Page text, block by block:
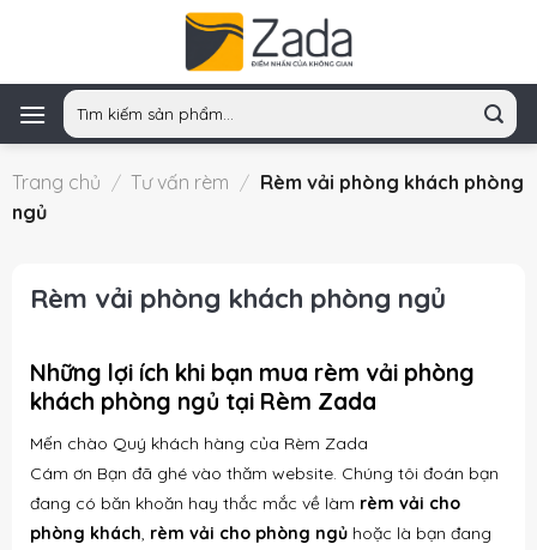
Tìm
kiếm:
Trang chủ / Tư vấn rèm / Rèm vải phòng khách phòng
ngủ
Rèm vải phòng khách phòng ngủ
Những lợi ích khi bạn mua rèm vải phòng
khách phòng ngủ tại Rèm Zada
Mến chào Quý khách hàng của Rèm Zada
Cám ơn Bạn đã ghé vào thăm website. Chúng tôi đoán bạn
đang có băn khoăn hay thắc mắc về làm rèm vải cho
phòng khách, rèm vải cho phòng ngủhoặc là bạn đang